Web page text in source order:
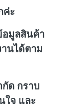
ค่ะ
อมูลสินค้า
านได้ตาม
ด กราบ
ใจ และ